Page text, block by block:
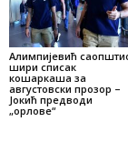
Алимпијевић
шири списак
кошаркаша за
августовски прозор –
Јокић предводи
„орлове“